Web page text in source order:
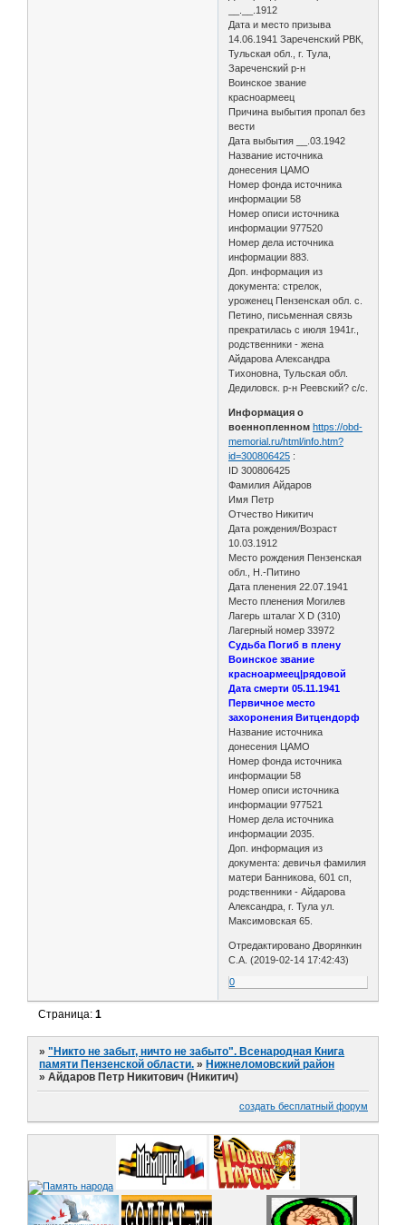
__.__.1912
Дата и место призыва
14.06.1941 Зареченский РВК,
Тульская обл., г. Тула,
Зареченский р-н
Воинское звание
красноармеец
Причина выбытия пропал без
вести
Дата выбытия __.03.1942
Название источника
донесения ЦАМО
Номер фонда источника
информации 58
Номер описи источника
информации 977520
Номер дела источника
информации 883.
Доп. информация из
документа: стрелок,
уроженец Пензенская обл. с.
Петино, письменная связь
прекратилась с июля 1941г.,
родственники - жена
Айдарова Александра
Тихоновна, Тульская обл.
Дедиловск. р-н Реевский? с/с.
Информация о
военнопленном https://obd-
memorial.ru/html/info.htm?
id=300806425 :
ID 300806425
Фамилия Айдаров
Имя Петр
Отчество Никитич
Дата рождения/Возраст
10.03.1912
Место рождения Пензенская
обл., Н.-Питино
Дата пленения 22.07.1941
Место пленения Могилев
Лагерь шталаг X D (310)
Лагерный номер 33972
Судьба Погиб в плену
Воинское звание
красноармеец|рядовой
Дата смерти 05.11.1941
Первичное место
захоронения Витцендорф
Название источника
донесения ЦАМО
Номер фонда источника
информации 58
Номер описи источника
информации 977521
Номер дела источника
информации 2035.
Доп. информация из
документа: девичья фамилия
матери Банникова, 601 сп,
родственники - Айдарова
Александра, г. Тула ул.
Максимовская 65.
Отредактировано Дворянкин
С.А. (2019-02-14 17:42:43)
0
Страница:1
»"Никто не забыт, ничто не забыто". Всенародная Книга
памяти Пензенской области. » Нижнеломовский район
»Айдаров Петр Никитович (Никитич)
создать бесплатный форум